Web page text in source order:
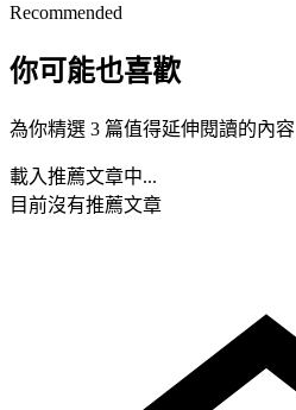
Recommended
你可能也喜歡
為你精選 3 篇值得延伸閱讀的內容
載入推薦文章中...
目前沒有推薦文章